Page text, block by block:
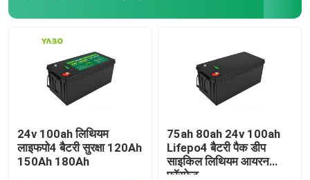
24v 100ah लिथियम
लाइफपो4 बैटरी सुरक्षा 120Ah
150Ah 180Ah
75ah 80ah 24v 100ah
Lifepo4 बैटरी पैक डीप
साइकिल लिथियम आयरन
फॉस्फेट